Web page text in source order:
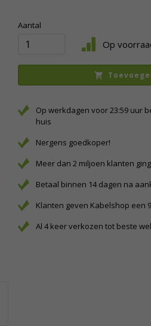
Aantal
Op
Op werkdagen voor 23:59 uur
huis
Nergens goedkoper!
Meer dan 2 miljoen klanten
Betaal binnen 14 dagen na
Klanten geven Kabelshop een
Al 4 keer verkozen tot beste